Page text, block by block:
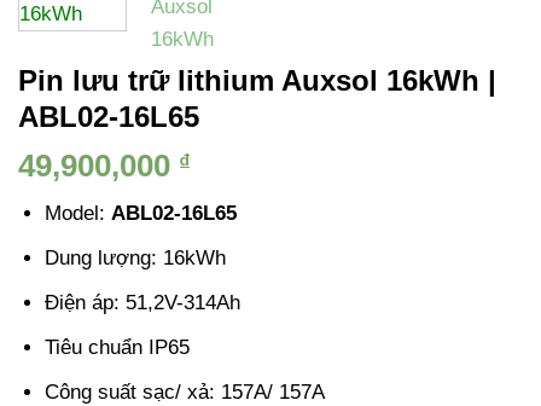
Pin lưu trữ lithium Auxsol 16kWh |
ABL02-16L65
49,900,000 ₫
Model: ABL02-16L65
Dung lượng: 16kWh
Điện áp: 51,2V-314Ah
Tiêu chuẩn IP65
Công suất sạc/ xả: 157A/ 157A